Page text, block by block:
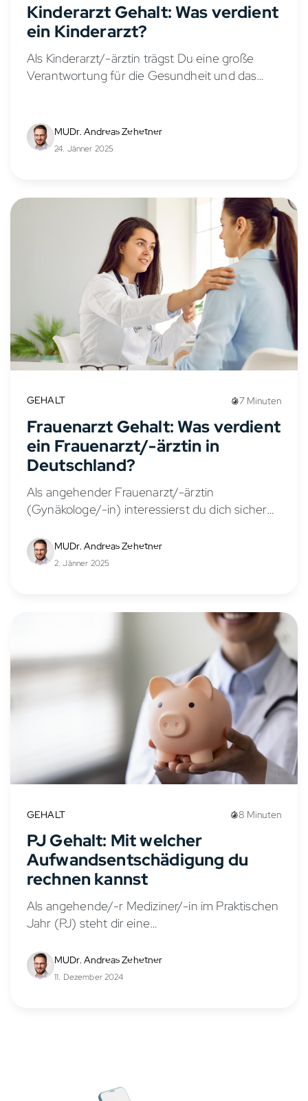
Kinderarzt Gehalt: Was verdient
ein Kinderarzt?
Als Kinderarzt/-ärztin trägst Du eine große
Verantwortung für die Gesundheit und das
Kinder- und Jugendmedizin aus?...
MUDr. Andreas Zehetner
24. Jänner 2025
GEHALT 7 Minuten
Frauenarzt Gehalt: Was verdient
ein Frauenarzt/-ärztin in
Deutschland?
Als angehender Frauenarzt/-ärztin
(Gynäkologe/-in) interessierst du dich sicher
vielseitigen Fachbereich. Das Gehalt eines
Frauenarztes/-ärztin hängt von verschiedenen
MUDr. Andreas Zehetner
2. Jänner 2025
GEHALT 8 Minuten
PJ Gehalt: Mit welcher
Aufwandsentschädigung du
rechnen kannst
Als angehende/-r Mediziner/-in im Praktischen
Jahr (PJ) steht dir eine
Gehalt oder PJ Vergütung bezeichnet wird.
Diese Praktikumsvergütung soll deine
MUDr. Andreas Zehetner
11. Dezember 2024